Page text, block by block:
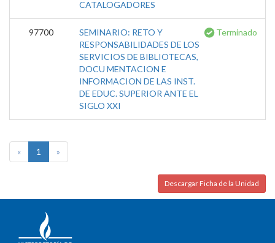
CATALOGADORES
97700
SEMINARIO: RETO Y
RESPONSABILIDADES DE LOS
SERVICIOS DE BIBLIOTECAS,
DOCU MENTACION E
INFORMACION DE LAS INST.
DE EDUC. SUPERIOR ANTE EL
SIGLO XXI
Terminado
« 1 »
Descargar Ficha de la Unidad